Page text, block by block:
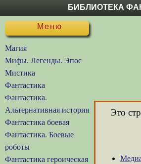
БИБЛИОТЕКА
Меню
Магия
Мифы. Легенды. Эпос
Мистика
Фантастика
Фантастика.
Альтернативная история
Фантастика боевая
Фантастика. Боевые
роботы
Фантастика героическая
Это